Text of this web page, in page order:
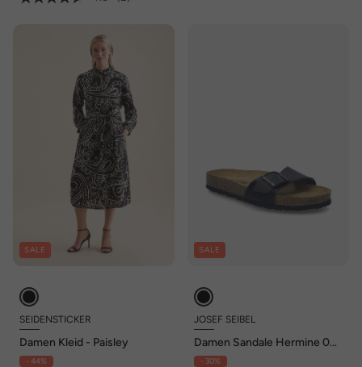
SALE
SEIDENSTICKER
Damen Kleid - Paisley
- 44%
SALE
JOSEF SEIBEL
Damen Sandale Hermine 03,
schwarz
- 30%